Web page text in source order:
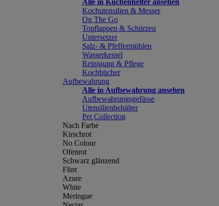
Alle in Küchenhelfer ansehen
Kochutensilien & Messer
On The Go
Topflappen & Schürzen
Untersetzer
Salz- & Pfeffermühlen
Wasserkessel
Reinigung & Pflege
Kochbücher
Aufbewahrung
Alle in Aufbewahrung ansehen
Aufbewahrungsgefässe
Utensilienbehälter
Pet Collection
Nach Farbe
Kirschrot
No Colour
Ofenrot
Schwarz glänzend
Flint
Azure
White
Meringue